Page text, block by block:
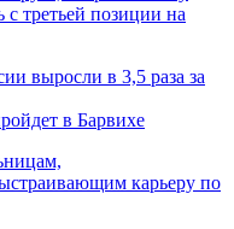
с третьей позиции на
в Барвихе
карьеру по